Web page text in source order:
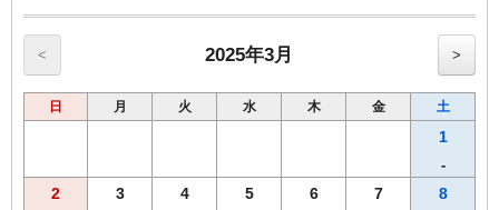
【和食】・【洋食】からお選び頂けます。
◆ご夕食◆
~【うな重】御膳~
・胡瓜の梅和え
・葱の白和え
< 2025年3月 >
日 月 火 水 木 金 土
1
-
2 3 4 5 6 7 8